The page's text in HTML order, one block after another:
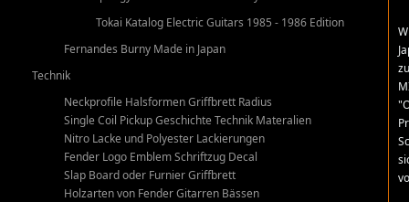
Tokai Katalog Electric Guitars 1985 - 1986 Edition
Fernandes Burny Made in Japan
Technik
Neckprofile Halsformen Griffbrett Radius
Single Coil Pickup Geschichte Technik Materalien
Nitro Lacke und Polyester Lackierungen
Fender Logo Emblem Schriftzug Decal
Slap Board oder Furnier Griffbrett
Holzarten von Fender Gitarren Bässen